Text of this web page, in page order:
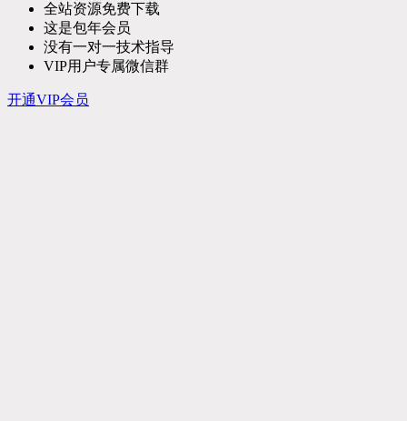
全站资源免费下载
这是包年会员
没有一对一技术指导
VIP用户专属微信群
开通VIP会员